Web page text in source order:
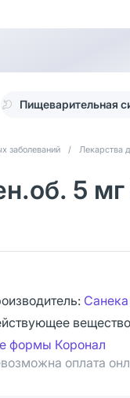
Пищеварительная
заболеваний / Лекарства
5
формы Коронал
оплата